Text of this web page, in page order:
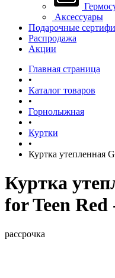
Аксессуары
Подарочные
Распродажа
Акции
Главная страница
•
Каталог товаров
•
Горнолыжная
•
Куртки
•
Куртка утепленная
Куртка
for Teen Red
рассрочка